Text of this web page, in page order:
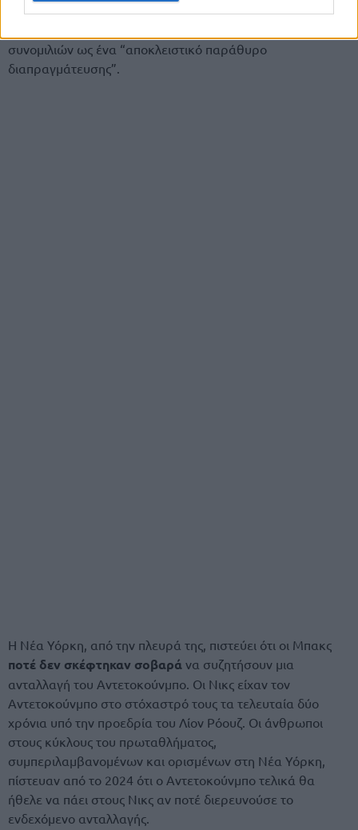
διαδικασία, που διήρκεσε αρκετές εβδομάδες,
συνομιλιών ως ένα “αποκλειστικό παράθυρο
διαπραγμάτευσης”.
Η Νέα Υόρκη, από την πλευρά της, πιστεύει ότι οι Μπακς
ποτέ δεν σκέφτηκαν σοβαρά να συζητήσουν μια
ανταλλαγή του Αντετοκούνμπο. Οι Νικς είχαν τον
Αντετοκούνμπο στο στόχαστρό τους τα τελευταία δύο
χρόνια υπό την προεδρία του Λίον Ρόουζ. Οι άνθρωποι
στους κύκλους του πρωταθλήματος,
συμπεριλαμβανομένων και ορισμένων στη Νέα Υόρκη,
πίστευαν από το 2024 ότι ο Αντετοκούνμπο τελικά θα
ήθελε να πάει στους Νικς αν ποτέ διερευνούσε το
ενδεχόμενο ανταλλαγής.